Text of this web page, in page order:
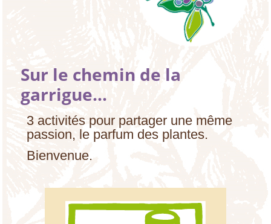
Sur le chemin de la
garrigue...
3 activités pour partager une même
passion, le parfum des plantes.
Bienvenue.